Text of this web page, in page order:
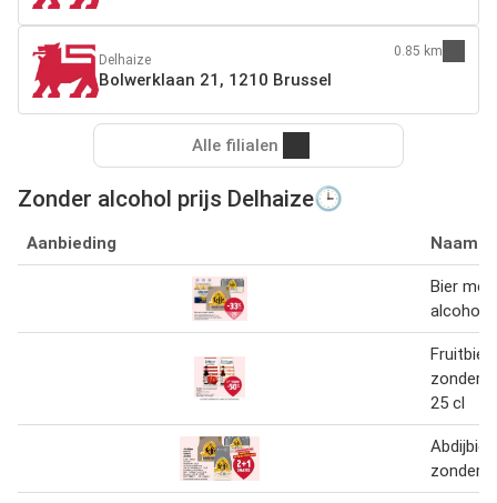
Delhaize
Bolwerklaan 21, 1210 Brussel
0.85 km
Alle filialen
Zonder alcohol prijs Delhaize🕒
Aanbieding Naam
Bier
alcohol
zonder
25 cl
zonder